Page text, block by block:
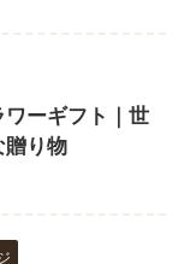
ーギフト｜世
贈り物